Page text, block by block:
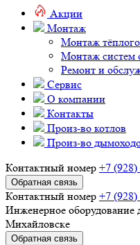
Акции
Монтаж
Монтаж
Монтаж систем
Ремонт и
Сервис
О компании
Контакты
Произ-во котлов
Произ-во
Контактный номер +7 (928)
Обратная связь
Контактный номер +7 (928)
Инженерное оборудование
Михайловске
Обратная связь